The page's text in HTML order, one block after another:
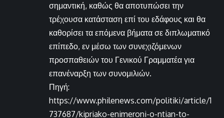
σημαντική, καθώς θα αποτυπώσει την
τρέχουσα κατάσταση επί του εδάφους και θα
καθορίσει τα επόμενα βήματα σε διπλωματικό
επίπεδο, εν μέσω των συνεχιζόμενων
προσπαθειών του Γενικού Γραμματέα για
επανέναρξη των συνομιλιών.
Πηγή:
https://www.philenews.com/politiki/article/1
737687/kipriako-enimeroni-o-ntian-to-